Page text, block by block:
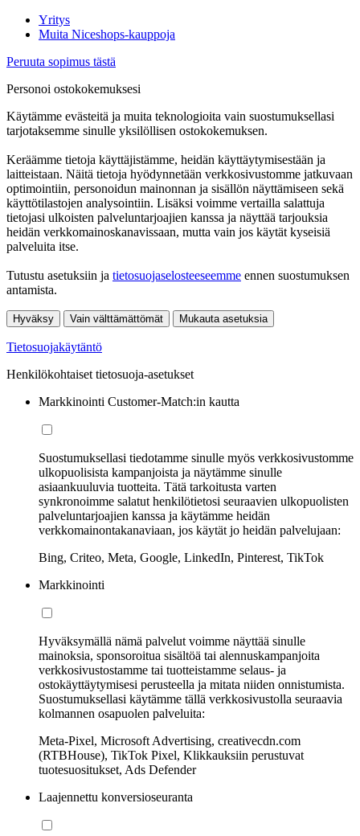
Yritys
Muita Niceshops-kauppoja
Peruuta sopimus tästä
Personoi ostokokemuksesi
Käytämme evästeitä ja muita teknologioita vain suostumuksellasi
tarjotaksemme sinulle yksilöllisen ostokokemuksen.
Keräämme tietoja käyttäjistämme, heidän käyttäytymisestään ja
laitteistaan. Näitä tietoja hyödynnetään verkkosivustomme jatkuvaan
optimointiin, personoidun mainonnan ja sisällön näyttämiseen sekä
käyttötilastojen analysointiin. Lisäksi voimme vertailla salattuja
tietojasi ulkoisten palveluntarjoajien kanssa ja näyttää tarjouksia
heidän verkkomainoskanavissaan, mutta vain jos käytät kyseisiä
palveluita itse.
Tutustu asetuksiin ja tietosuojaselosteeseemme ennen suostumuksen
antamista.
Hyväksy Vain välttämättömät Mukauta asetuksia
Tietosuojakäytäntö
Henkilökohtaiset tietosuoja-asetukset
Markkinointi Customer-Match:in kautta
Suostumuksellasi tiedotamme sinulle myös verkkosivustomme
ulkopuolisista kampanjoista ja näytämme sinulle
asiaankuuluvia tuotteita. Tätä tarkoitusta varten
synkronoimme salatut henkilötietosi seuraavien ulkopuolisten
palveluntarjoajien kanssa ja käytämme heidän
verkkomainontakanaviaan, jos käytät jo heidän palvelujaan:
Bing, Criteo, Meta, Google, LinkedIn, Pinterest, TikTok
Markkinointi
Hyväksymällä nämä palvelut voimme näyttää sinulle
mainoksia, sponsoroitua sisältöä tai alennuskampanjoita
verkkosivustostamme tai tuotteistamme selaus- ja
ostokäyttäytymisesi perusteella ja mitata niiden onnistumista.
Suostumuksellasi käytämme tällä verkkosivustolla seuraavia
kolmannen osapuolen palveluita:
Meta-Pixel, Microsoft Advertising, creativecdn.com
(RTBHouse), TikTok Pixel, Klikkauksiin perustuvat
tuotesuositukset, Ads Defender
Laajennettu konversioseuranta